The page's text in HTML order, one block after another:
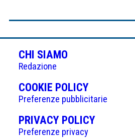
CHI SIAMO
Redazione
COOKIE POLICY(APRE
IN
UNA
NUOVA
Preferenze pubblicitarie
PRIVACY POLICY(APRE
Preferenze privacy